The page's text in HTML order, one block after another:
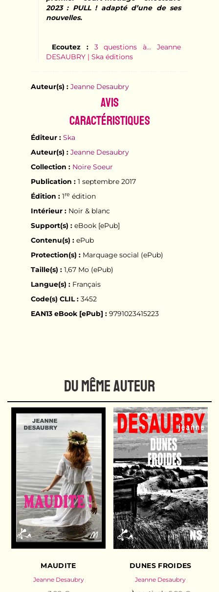
2023 : PULL ! adapté d’une de ses
nouvelles.
Ecoutez : 3 questions à... Jeanne
DESAUBRY | Ska éditions
Auteur(s) : Jeanne Desaubry
Avis
Caractéristiques
Éditeur : Ska
Auteur(s) : Jeanne Desaubry
Collection : Noire Soeur
Publication :1 septembre 2017
Édition :1re édition
Intérieur :Noir & blanc
Support(s) :eBook [ePub]
Contenu(s) :ePub
Protection(s) :Marquage social (ePub)
Taille(s) :1,67 Mo (ePub)
Langue(s) :Français
Code(s) CLIL :3452
EAN13 eBook [ePub] :9791023415223
DU MÊME AUTEUR
MAUDITE
Jeanne Desaubry
DUNES FROIDES
Jeanne Desaubry